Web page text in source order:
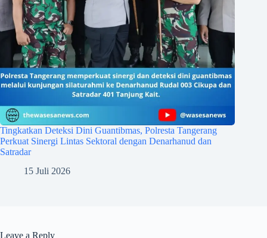
Tingkatkan Deteksi Dini Guantibmas, Polresta Tangerang
Perkuat Sinergi Lintas Sektoral dengan Denarhanud dan
Satradar
15 Juli 2026
Leave a Reply